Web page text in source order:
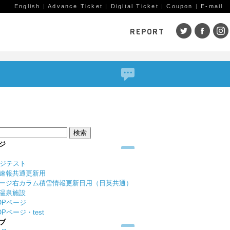
English |Advance Ticket | Digital Ticket |Coupon | E-mail
REPORT
SKI AREAS
五竜・47
野沢温泉
テスト
報共通更新用
ジ右カラム積雪情報更新日用（日英共通）
泉施設
ページ
ページ・test